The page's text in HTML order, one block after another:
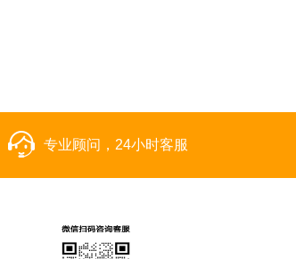
专业顾问，24小时客服